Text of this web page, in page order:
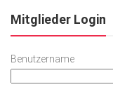
Mitglieder Login
Benutzername